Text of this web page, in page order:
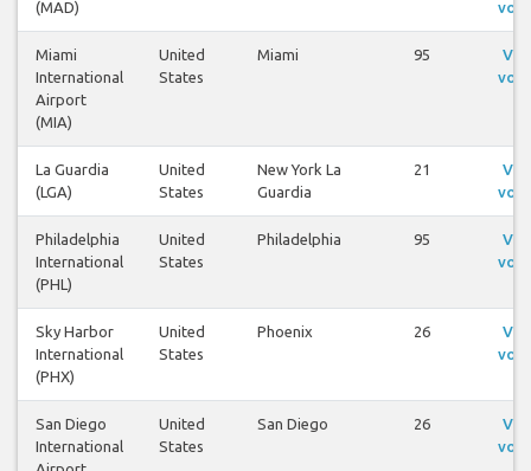
(MAD)
voos
Miami
International
Airport
(MIA)
United
States
Miami 95
Ver
voos
La Guardia
(LGA)
United
States
New York La
Guardia
21
Ver
voos
Philadelphia
International
(PHL)
United
States
Philadelphia 95
Ver
voos
Sky Harbor
International
(PHX)
United
States
Phoenix 26
Ver
voos
San Diego
International
United
States
San Diego 26
Ver
voos